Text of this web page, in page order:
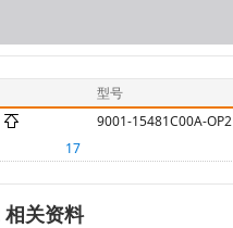
型号
17
9001-15481C00A-OP2
相关资料